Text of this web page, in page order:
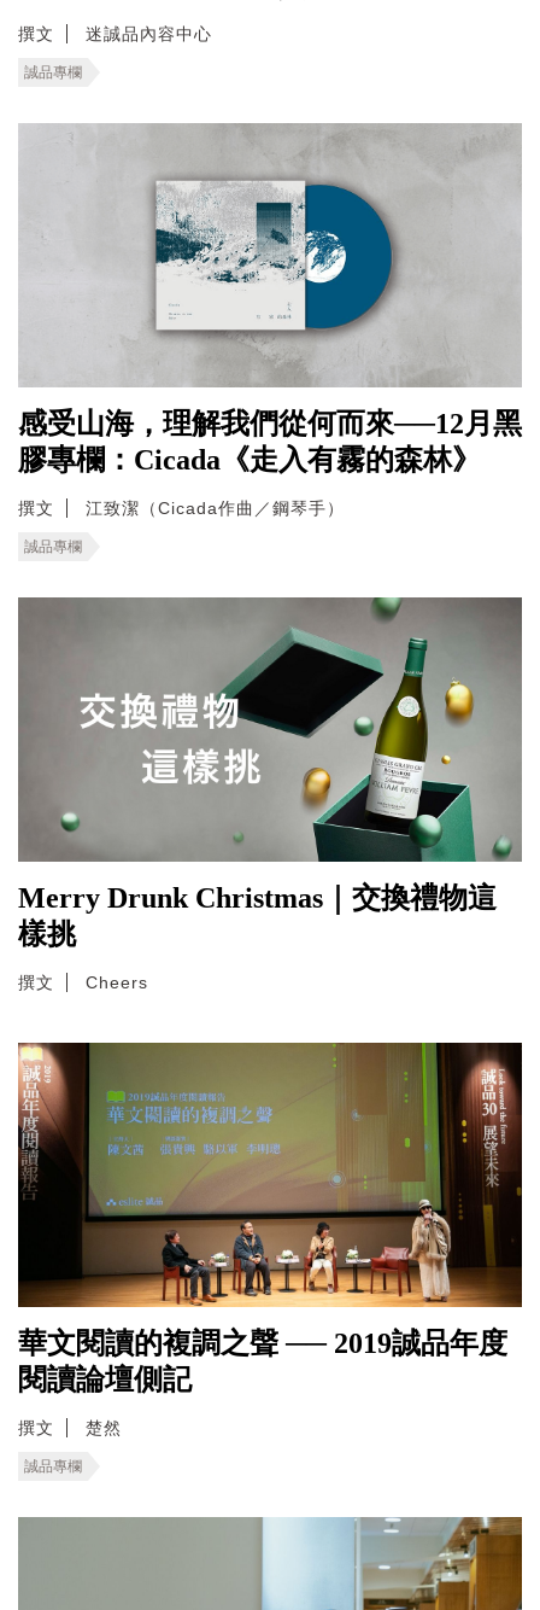
撰文 迷誠品內容中心
誠品專欄
感受山海，理解我們從何而來──12月黑
膠專欄：Cicada《走入有霧的森林》
撰文 江致潔（Cicada作曲／鋼琴手）
誠品專欄
Merry Drunk Christmas｜交換禮物這
樣挑
撰文 Cheers
華文閱讀的複調之聲 ── 2019誠品年度
閱讀論壇側記
撰文 楚然
誠品專欄